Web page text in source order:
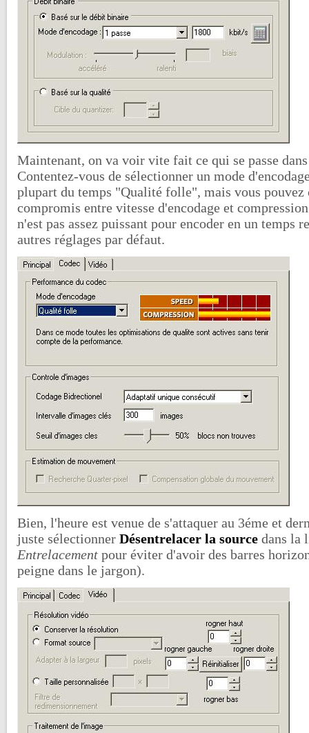
Maintenant, on va voir vite fait ce qui se passe
Contentez-vous de sélectionner un mode
plupart du temps "Qualité folle", mais vous
compromis entre vitesse d'encodage et
n'est pas assez puissant pour encoder en un temps
autres réglages par défaut.
Bien, l'heure est venue de s'attaquer au 3éme et
juste sélectionner Désentrelacer la source dans la
Entrelacement pour éviter d'avoir des barres
peigne dans le jargon).